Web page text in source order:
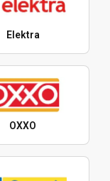
Elektra
OXXO